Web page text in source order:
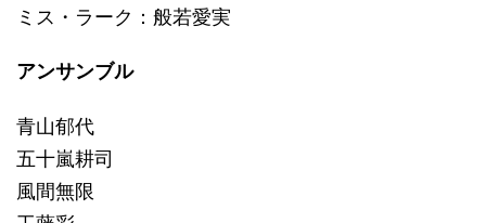
ミス・ラーク：般若愛実
アンサンブル
青山郁代
五十嵐耕司
風間無限